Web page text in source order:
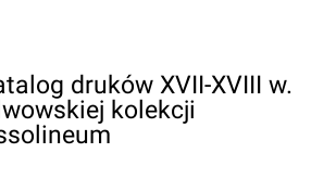
druków XVII-XVIII w.
kolekcji